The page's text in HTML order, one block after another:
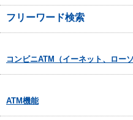
フリーワード検索
コンビニATM（イーネット、ロー
ATM機能